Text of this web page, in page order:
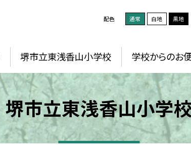
配色 通常 白地 黒地
堺市立東浅香山小学校 学校からのお
堺市立東浅香山小学